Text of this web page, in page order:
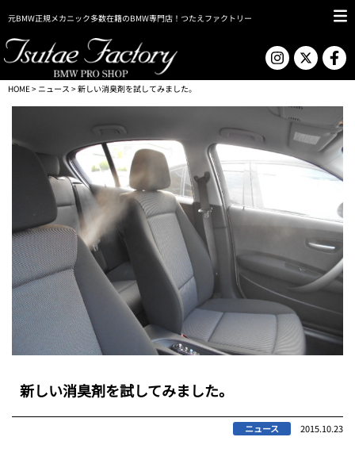
元BMW正規メカニック多数在籍のBMW専門店！つたえファクトリー
HOME> ニュース > 新しい消臭剤を試してみました。
新しい消臭剤を試してみました。
ニュース 2015.10.23